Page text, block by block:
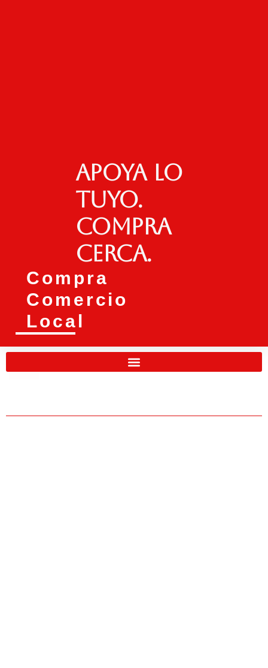
Apoya lo
tuyo.
Compra
cerca.
Compra
Comercio
Local